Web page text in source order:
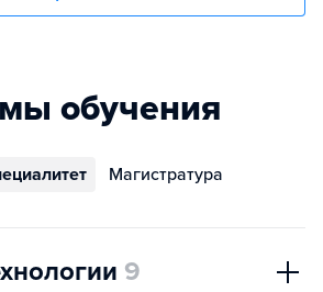
обучения
Магистратура
9